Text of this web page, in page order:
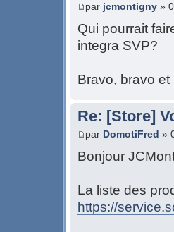
par jcmontigny »
Qui pourrait
integra SVP?
Bravo, bravo
Re: [Store]
par DomotiFred »
Bonjour
La liste des
https://